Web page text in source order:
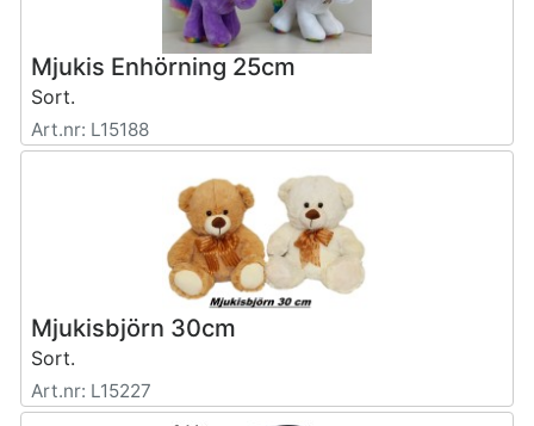
Mjukis Enhörning 25cm
Sort.
Art.nr: L15188
Mjukisbjörn 30cm
Sort.
Art.nr: L15227